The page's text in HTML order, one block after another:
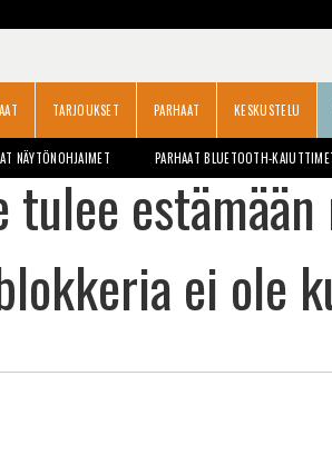
TARJOUKSET PARHAAT KESKUSTELU
NÄYTÖNOHJAIMET PARHAAT BLUETOOTH-
tulee
ei ole